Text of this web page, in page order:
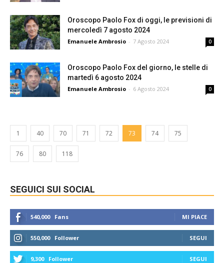
Oroscopo Paolo Fox di oggi, le previsioni di
mercoledì 7 agosto 2024
Emanuele Ambrosio - 7 Agosto 2024 0
Oroscopo Paolo Fox del giorno, le stelle di
martedì 6 agosto 2024
Emanuele Ambrosio - 6 Agosto 2024 0
1 40 70 71 72 73 74 75
76 80 118
SEGUICI SUI SOCIAL
540,000 Fans MI PIACE
550,000 Follower SEGUI
9,300 Follower SEGUI